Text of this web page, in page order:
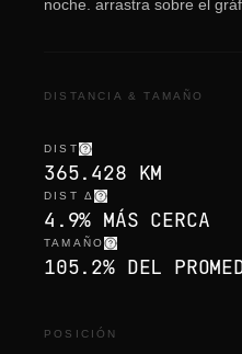
noche. arrastra sobre el
DISTANCIA & TAMAÑO
DIST
365.428 KM
DIST Δ
4.9% MÁS CERCA
TAMAÑO
105.2% DEL
POSICIÓN